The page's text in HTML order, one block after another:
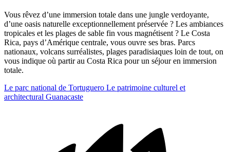
Vous rêvez d’une immersion totale dans une jungle verdoyante,
d’une oasis naturelle exceptionnellement préservée ? Les ambiances
tropicales et les plages de sable fin vous magnétisent ? Le Costa
Rica, pays d’Amérique centrale, vous ouvre ses bras. Parcs
nationaux, volcans surréalistes, plages paradisiaques loin de tout, on
vous indique où partir au Costa Rica pour un séjour en immersion
totale.
Le parc national de Tortuguero Le patrimoine culturel et
architectural Guanacaste